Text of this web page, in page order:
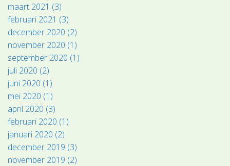
maart 2021 (3)
februari 2021 (3)
december 2020 (2)
november 2020 (1)
september 2020 (1)
juli 2020 (2)
juni 2020 (1)
mei 2020 (1)
april 2020 (3)
februari 2020 (1)
januari 2020 (2)
december 2019 (3)
november 2019 (2)